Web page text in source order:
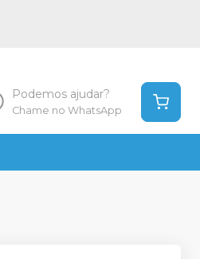
Podemos ajudar?
Chame no WhatsApp